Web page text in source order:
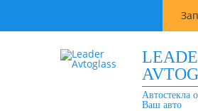
Автостекла
Ваш авто